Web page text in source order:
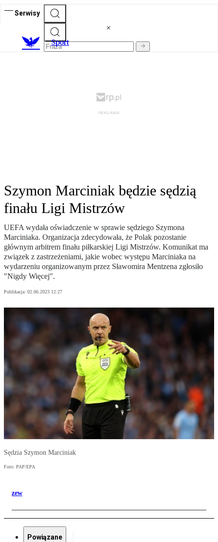
Serwisy
Sport
Szymon Marciniak będzie sędzią
finału Ligi Mistrzów
UEFA wydała oświadczenie w sprawie sędziego Szymona
Marciniaka. Organizacja zdecydowała, że Polak pozostanie
głównym arbitrem finału piłkarskiej Ligi Mistrzów. Komunikat ma
związek z zastrzeżeniami, jakie wobec występu Marciniaka na
wydarzeniu organizowanym przez Sławomira Mentzena zgłosiło
"Nigdy Więcej".
Publikacja: 02.06.2023 12:27
Sędzia Szymon Marciniak
Foto: PAP/EPA
zew
Powiązane